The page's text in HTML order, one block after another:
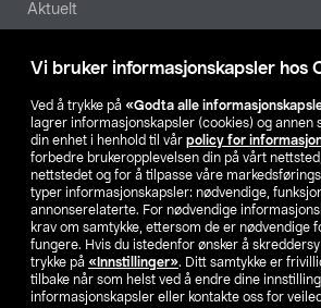
Vi bruker informasjonskapsler hos
Ved å trykke på «Godta alle
lagrer informasjonskapsler (cookies) og annen
din enhet i henhold til vår policy for
forbedre brukeropplevelsen din på vårt
nettstedet og for å tilpasse våre
typer informasjonskapsler: nødvendige,
annonserelaterte. For nødvendige
krav om samtykke, ettersom de er nødvendige
fungere. Hvis du istedenfor ønsker å
trykke på «Innstillinger». Ditt samtykke er
tilbake når som helst ved å endre dine
informasjonskapsler eller kontakte oss for
Aktuelt
Våre selskaper
Finn din butikk
SE NO FI